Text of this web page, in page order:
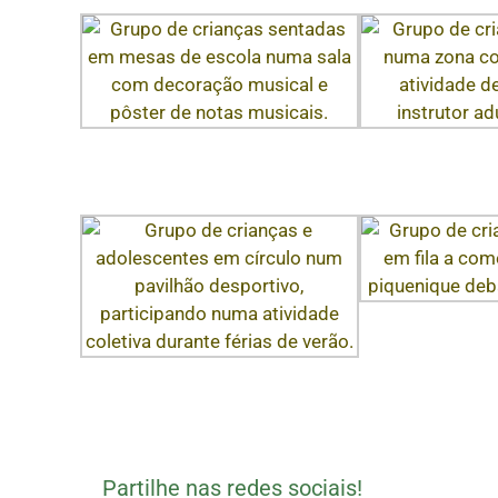
Partilhe nas redes sociais!